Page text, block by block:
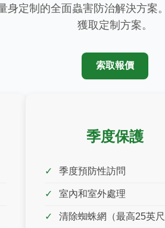
身定制的全面蟲害防治解決方案
獲取定制方案。
索取報價
季度保護
季度預防性訪問
室內和室外處理
清除蜘蛛網（最高25英尺